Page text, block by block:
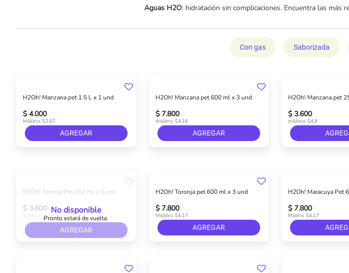
Aguas H2O: hidratación sin complicaciones. Encuentra las más
Con gas Saborizada
H2Oh! Manzana pet 1.5 L x 1 und
$ 4.000
Mililitro $2,67
AGREGAR
H2Oh! Manzana pet 600 ml x 3 und
$ 7.800
mililitro $4,16
AGREGAR
H2Oh! Manzana pet
$ 3.600
mililitro $4,8
H2Oh! Toronja Pet 250 ml x 3 und
$ 3.600
Miilitro $4,80No disponible
Pronto estará de vuelta.
AGREGAR
H2Oh! Toronja pet 600 ml x 3 und
$ 7.800
Mililitro $4,17
AGREGAR
H2Oh! Maracuya Pet
$ 7.800
Miilitro $4,17